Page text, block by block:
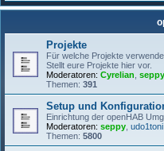
Projekte
Für welche Projekte
Stellt eure Projekte hier vor.
Moderatoren: Cyrelian seppy
Themen: 391
Setup und
Einrichtung der openHAB
Moderatoren: seppy udo1toni
Themen: 5800